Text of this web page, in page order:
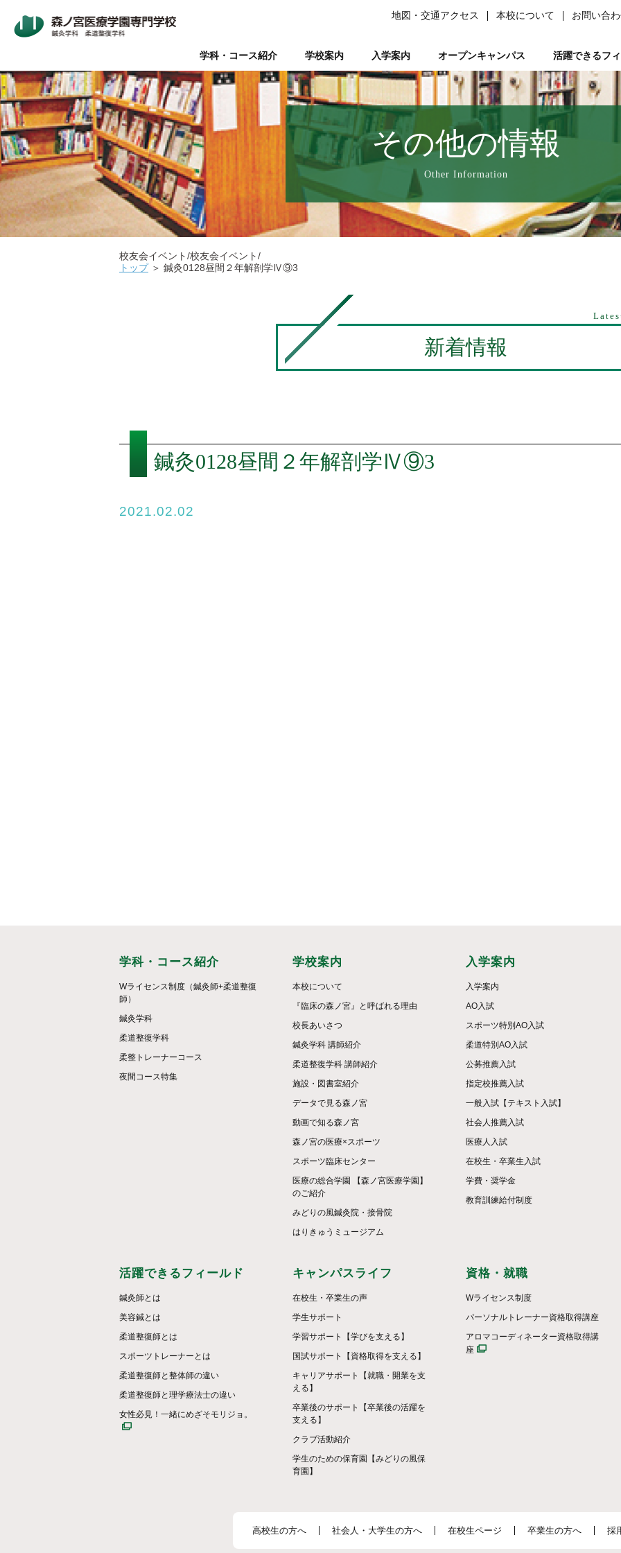
地図・交通アクセス 本校について お問い合
学科・コース紹介
Wライセンス制度（鍼灸師+柔道整復師） 鍼灸学科 柔道整復学科 柔整トレーナ
学校案内
本校について 『臨床の森ノ宮』と呼ばれる理由 校長あいさつ 鍼灸学科 講師紹
データで見る森ノ宮 動画で知る森ノ宮 森ノ宮の医療×スポーツ スポーツ臨床セ
医療の総合学園 【森ノ宮医療学園】のご紹介 はりきゅう
入学案内
入学案内 AO入試 スポーツ特別AO入試 柔道特別AO入試 公募推薦入試
社会人推薦入試 医療人入試 在校生・卒業生入試 学費・奨学金
オープンキャンパス
オープンキャンパス 平日ミニオープンキャンパス AO入試対策講座
活躍できるフ
鍼灸師とは 美容鍼とは 柔道整復師とは スポーツトレーナーとは 柔道
柔道整復師と理学療法士の違い 女性必見！一緒にめざそモリジョ。
在校生・卒業生の声 学生サポート 学習サポート【学びを支える】 国試サポー
キャリアサポート【就職・開業を支える】 卒業後のサポート【卒業後の活躍を支える】
学生のための保育園【みどりの風保育園】
Wライセンス制度 パーソナルトレーナー資格取得講座 アロマコーディネーター資格取
新着情報 Q&A（よくある質問） 研究活動 フリー冊子【ここ＋から(PLUS)】
情報の公表 関係団体ページ お問い合わせ
その他の情報
Other Information
校友会イベント/校友会イベント/
トップ＞ 鍼灸0128昼間２年解剖学Ⅳ⑨3
新着情報
鍼灸0128昼間２年解剖学Ⅳ⑨3
2021.02.02
学科・コース紹介
Wライセンス制度（鍼灸師+柔道整復
師）
鍼灸学科
柔道整復学科
柔整トレーナーコース
夜間コース特集
学校案内
本校について
『臨床の森ノ宮』と呼ばれる理由
校長あいさつ
鍼灸学科 講師紹介
柔道整復学科 講師紹介
施設・図書室紹介
データで見る森ノ宮
動画で知る森ノ宮
森ノ宮の医療×スポーツ
スポーツ臨床センター
医療の総合学園 【森ノ宮医療学園】
のご紹介
みどりの風鍼灸院・接骨院
はりきゅうミュージアム
入学案内
入学案内
AO入試
スポーツ特別AO入試
柔道特別AO入試
公募推薦入試
指定校推薦入試
一般入試【テキスト入試】
社会人推薦入試
医療人入試
在校生・卒業生入試
学費・奨学金
教育訓練給付制度
活躍できるフィールド
鍼灸師とは
美容鍼とは
柔道整復師とは
スポーツトレーナーとは
柔道整復師と整体師の違い
柔道整復師と理学療法士の違い
女性必見！一緒にめざそモリジョ。
キャンパスライフ
在校生・卒業生の声
学生サポート
学習サポート【学びを支える】
国試サポート【資格取得を支える】
キャリアサポート【就職・開業を支
える】
卒業後のサポート【卒業後の活躍を
支える】
クラブ活動紹介
学生のための保育園【みどりの風保
育園】
資格・就職
Wライセンス制度
パーソナルトレーナー資格取得講座
アロマコーディネーター資格取得講
座
高校生の方へ 社会人・大学生の方へ 在校生ページ 卒業生の方へ 採